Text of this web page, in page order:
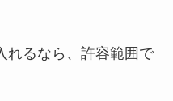
れるなら、許容範囲で